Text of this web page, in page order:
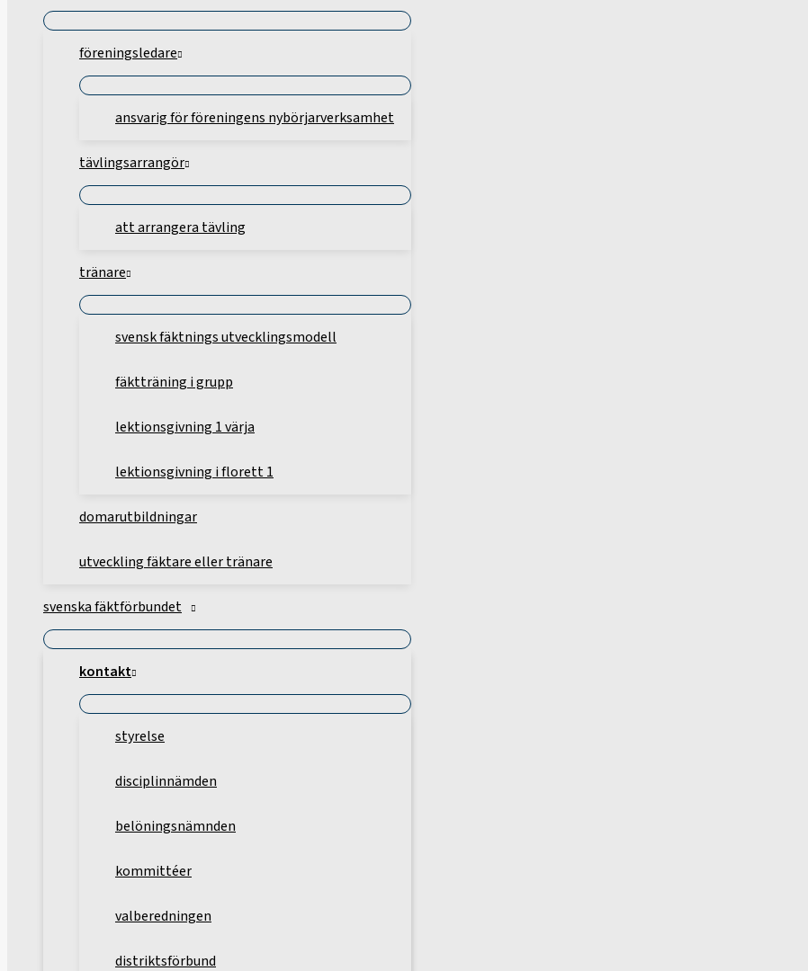
föreningsledare
ansvarig för föreningens nybörjarverksamhet
tävlingsarrangör
att arrangera tävling
tränare
svensk fäktnings utvecklingsmodell
fäktträning i grupp
lektionsgivning 1 värja
lektionsgivning i florett 1
domarutbildningar
utveckling fäktare eller tränare
svenska fäktförbundet
kontakt
styrelse
disciplinnämden
belöningsnämnden
kommittéer
valberedningen
distriktsförbund